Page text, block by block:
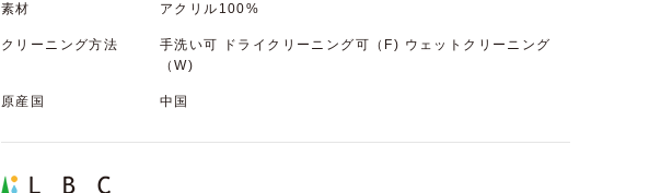
素材 アクリル100%
クリーニング方法
手洗い可 ドライクリーニング可（F) ウェットクリーニング
（W)
原産国 中国